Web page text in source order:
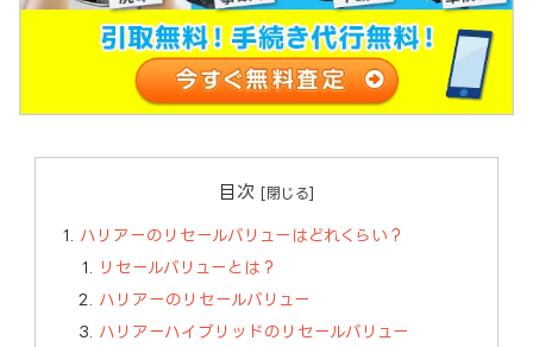
目次
ハリアーのリセールバリューはどれくらい？
リセールバリューとは？
ハリアーのリセールバリュー
ハリアーハイブリッドのリセールバリュー